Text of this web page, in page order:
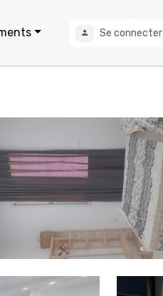
Se connecter